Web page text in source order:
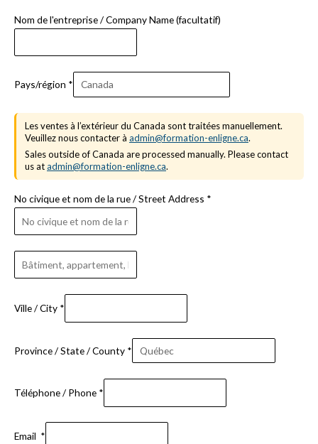
Nom de l'entreprise / Company Name(facultatif)
Pays/région *
Les ventes à l’extérieur du Canada sont traitées manuellement.
Veuillez nous contacter à admin@formation-enligne.ca.
Sales outside of Canada are processed manually. Please contact
us atadmin@formation-enligne.ca.
No civique et nom de la rue / Street Address *
Ville / City *
Province / State / County *
Téléphone / Phone *
Email *